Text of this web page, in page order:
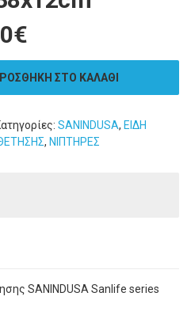
€
ΣΤΟ ΚΑΛΑΘΙ
SANINDUSA, ΕΙΔΗ
, ΝΙΠΤΗΡΕΣ
SANINDUSA Sanlife series